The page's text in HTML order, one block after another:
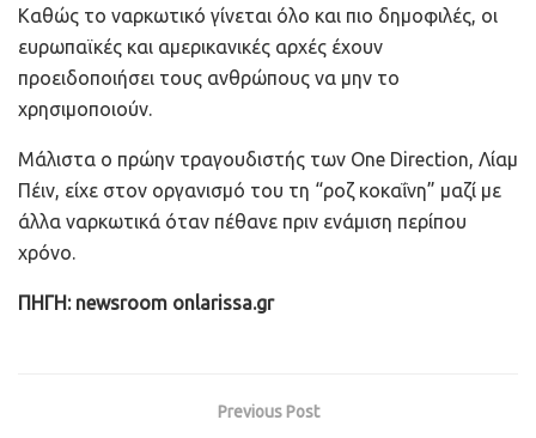
Καθώς το ναρκωτικό γίνεται όλο και πιο δημοφιλές, οι
ευρωπαϊκές και αμερικανικές αρχές έχουν
προειδοποιήσει τους ανθρώπους να μην το
χρησιμοποιούν.
Μάλιστα ο πρώην τραγουδιστής των One Direction, Λίαμ
Πέιν, είχε στον οργανισμό του τη “ροζ κοκαΐνη” μαζί με
άλλα ναρκωτικά όταν πέθανε πριν ενάμιση περίπου
χρόνο.
ΠΗΓΗ: newsroom onlarissa.gr
Previous Post